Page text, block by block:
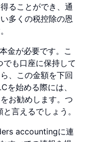
ることができ、通
多くの税控除の恩
金が必要です。こ
も口座に保持して
、この金額を下回
を始める際には、
お勧めします。つ
言えるでしょう。
accountingに連